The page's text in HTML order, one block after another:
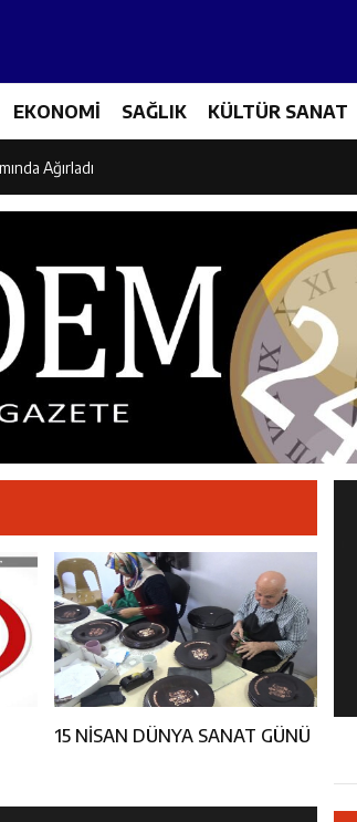
EKONOMİ SAĞLIK KÜLTÜR SANAT
Yanıt
Ağırladı
İçin Kurumlar Bir Araya Geldi
Yaşamaktır
Valisi Hamza Aydoğdu’ya Ziyaret
TFF’nin Kararında
İstişare Buluşması
Geleceği Masaya Yatırıldı
Yanıt
15 NİSAN DÜNYA SANAT GÜNÜ